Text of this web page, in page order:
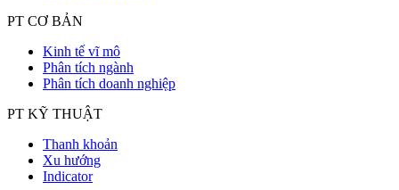
PT CƠ BẢN
Kinh tế vĩ mô
Phân tích ngành
Phân tích doanh nghiệp
PT KỸ THUẬT
Thanh khoản
Xu hướng
Indicator